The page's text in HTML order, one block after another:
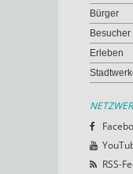
Bürger
Besucher
Erleben
RSS-